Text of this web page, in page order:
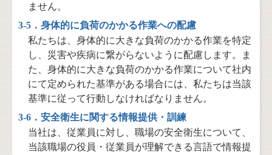
ません。
3-5．身体的に負荷のかかる作業への配慮
私たちは、身体的に大きな負荷のかかる作業を特定
し、災害や疾病に繋がらないように配慮します。ま
た、身体的に大きな負荷のかかる作業について社内
にて定められた基準がある場合には、私たちは当該
基準に従って行動しなければなりません。
3-6．安全衛生に関する情報提供・訓練
当社は、従業員に対し、職場の安全衛⽣について、
当該職場の役員・従業員が理解できる言語で情報提